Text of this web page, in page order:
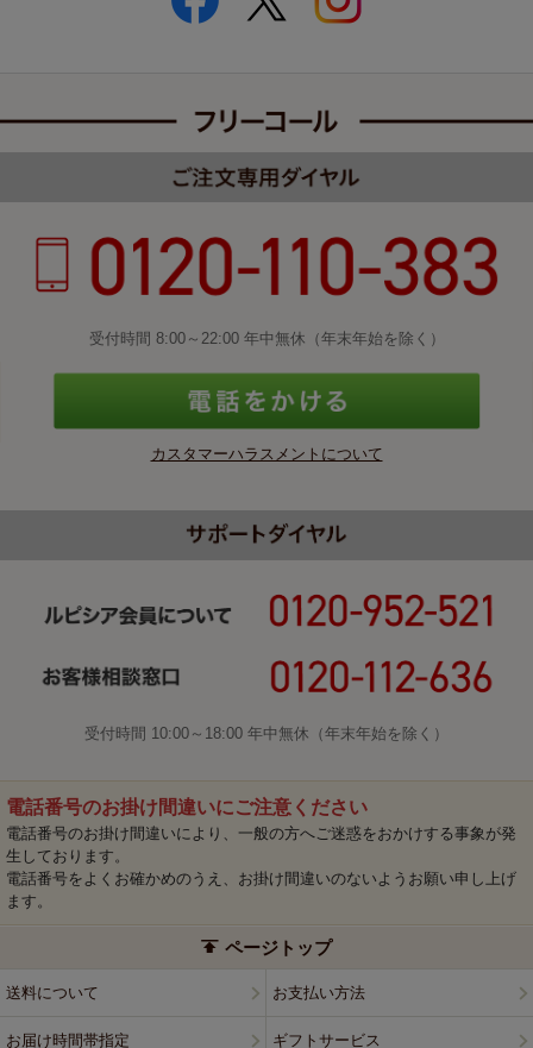
受付時間 8:00～22:00 年中無休（年末年始を除く）
カスタマーハラスメントについて
受付時間 10:00～18:00 年中無休（年末年始を除く）
電話番号のお掛け間違いにご注意ください
電話番号のお掛け間違いにより、一般の方へご迷惑をおかけする事象が発
生しております。
電話番号をよくお確かめのうえ、お掛け間違いのないようお願い申し上げ
ます。
ページトップ
送料について お支払い方法
お届け時間帯指定 ギフトサービス